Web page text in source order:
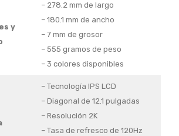
y
– 278.2 mm de largo
– 180.1 mm de ancho
– 7 mm de grosor
– 555 gramos de peso
– 3 colores disponibles
– Tecnología IPS LCD
– Diagonal de 12.1 pulgadas
– Resolución 2K
– Tasa de refresco de 120Hz